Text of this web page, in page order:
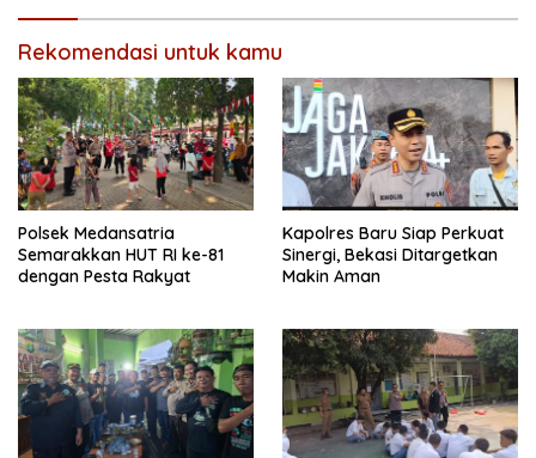
Rekomendasi untuk kamu
Polsek Medansatria
Semarakkan HUT RI ke-81
dengan Pesta Rakyat
Kapolres Baru Siap Perkuat
Sinergi, Bekasi Ditargetkan
Makin Aman